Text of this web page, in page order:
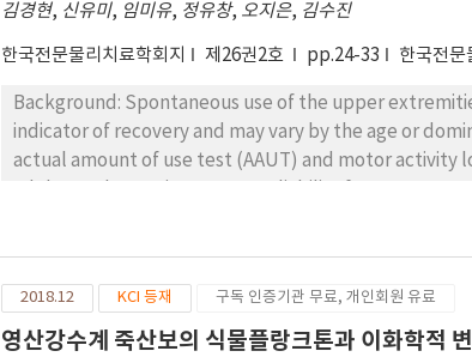
김경현, 신유미, 임미유, 정유창, 오지은, 김수진
한국전문물리치료학회지 제26권2호 pp.24-33 한국전문
Background: Spontaneous use of the upper
indicator of recovery and may vary by the age or
actual amount of use test (AAUT) and motor activity
the differences in AAUT and MAL-28 according to
groups. The AAUT was assessed by dividing 63
and older right-handed (n3=20) groups. Student’s
2018.12 KCI 등재 구독 인증기관 무료, 개인회원 유료
영산강수계 죽산보의 식물플랑크톤과 이화학적